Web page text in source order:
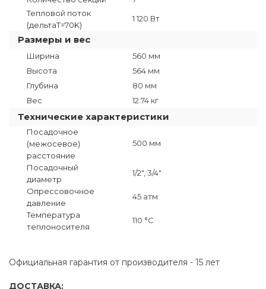
Тепловой поток
(дельтаT=70K)
1 120 Вт
Размеры и вес
Ширина
560 мм
Высота
564 мм
Глубина
80 мм
Вес
12.74 кг
Технические характеристики
Посадочное
(межосевое)
расстояние
500 мм
Посадочный
диаметр
1/2", 3/4"
Опрессовочное
давление
45 атм
Температура
теплоносителя
110 °C
Официальная гарантия от производителя - 15 лет
ДОСТАВКА: